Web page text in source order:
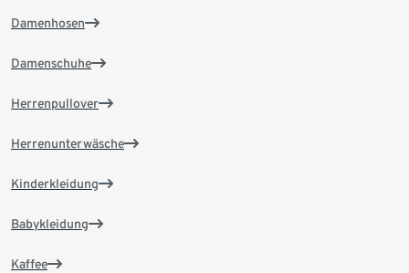
Damenhosen
Damenschuhe
Herrenpullover
Herrenunterwäsche
Kinderkleidung
Babykleidung
Kaffee